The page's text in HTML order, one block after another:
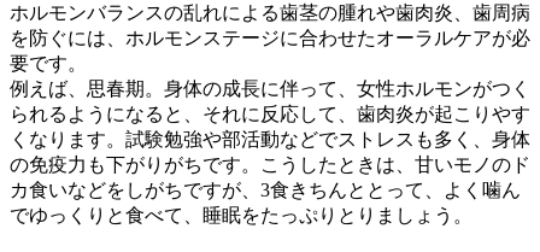
ホルモンバランスの乱れによる歯茎の腫れや歯肉炎、歯周病
を防ぐには、ホルモンステージに合わせたオーラルケアが必
要です。
例えば、思春期。身体の成長に伴って、女性ホルモンがつく
られるようになると、それに反応して、歯肉炎が起こりやす
くなります。試験勉強や部活動などでストレスも多く、身体
の免疫力も下がりがちです。こうしたときは、甘いモノのド
カ食いなどをしがちですが、3食きちんととって、よく噛ん
でゆっくりと食べて、睡眠をたっぷりとりましょう。